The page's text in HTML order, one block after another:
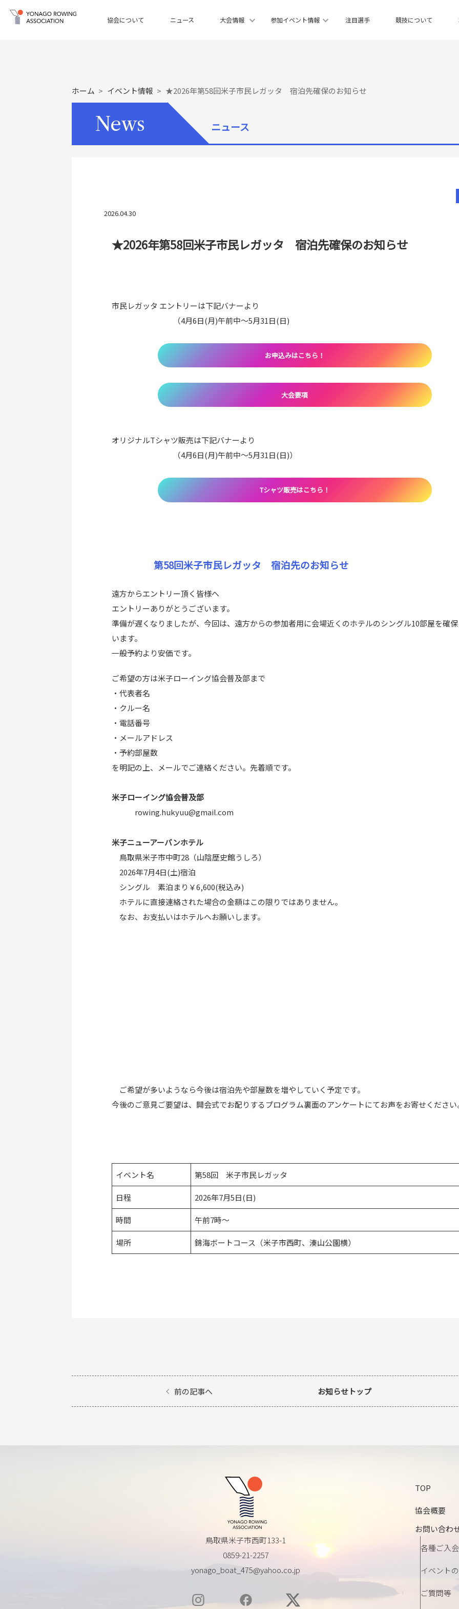
協会について ニュース 大会情報 参加イベント情報 注目選手 競技について
ホーム イベント情報 ★2026年第58回米子市民レガッタ 宿泊先確保のお知らせ
News ニュース
2026.04.30
★2026年第58回米子市民レガッタ 宿泊先確保のお知らせ
市民レガッタ エントリーは下記バナーより
（4月6日(月)午前中〜5月31日(日)
お申込みはこちら！
大会要項
オリジナルTシャツ販売は下記バナーより
（4月6日(月)午前中〜5月31日(日)）
Tシャツ販売はこちら！
第58回米子市民レガッタ 宿泊先のお知らせ
遠方からエントリー頂く皆様へ
エントリーありがとうございます。
準備が遅くなりましたが、今回は、遠方からの参加者用に会場近くのホテルのシングル10部屋を確
います。
一般予約より安価です。
ご希望の方は米子ローイング協会普及部まで
・代表者名
・クルー名
・電話番号
・メールアドレス
・予約部屋数
を明記の上、メールでご連絡ください。先着順です。
米子ローイング協会普及部
rowing.hukyuu@gmail.com
米子ニューアーバンホテル
鳥取県米子市中町28（山陰歴史館うしろ）
2026年7月4日(土)宿泊
シングル 素泊まり￥6,600(税込み)
ホテルに直接連絡された場合の金額はこの限りではありません。
なお、お支払いはホテルへお願いします。
ご希望が多いようなら今後は宿泊先や部屋数を増やしていく予定です。
今後のご意見ご要望は、開会式でお配りするプログラム裏面のアンケートにてお声をお寄せください
イベント名 第58回 米子市民レガッタ
日程 2026年7月5日(日)
時間 午前7時〜
場所 錦海ボートコース（米子市西町、湊山公園横）
前の記事へ お知らせトップ
鳥取県米子市西町133-1
0859-21-2257
yonago_boat_475@yahoo.co.jp
TOP
協会概要
お問い合わ
各種ご入
イベント
ご質問等